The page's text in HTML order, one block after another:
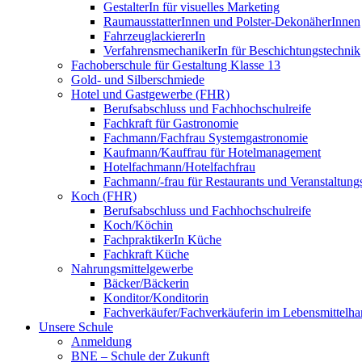
GestalterIn für visuelles Marketing
RaumausstatterInnen und Polster-DekonäherInnen
FahrzeuglackiererIn
VerfahrensmechanikerIn für Beschichtungstechnik
Fachoberschule für Gestaltung Klasse 13
Gold- und Silberschmiede
Hotel und Gastgewerbe (FHR)
Berufsabschluss und Fachhochschulreife
Fachkraft für Gastronomie
Fachmann/Fachfrau Systemgastronomie
Kaufmann/Kauffrau für Hotelmanagement
Hotelfachmann/Hotelfachfrau
Fachmann/-frau für Restaurants und
Koch (FHR)
Berufsabschluss und Fachhochschulreife
Koch/Köchin
FachpraktikerIn Küche
Fachkraft Küche
Nahrungsmittelgewerbe
Bäcker/Bäckerin
Konditor/Konditorin
Fachverkäufer/Fachverkäuferin im
Unsere Schule
Anmeldung
BNE – Schule der Zukunft